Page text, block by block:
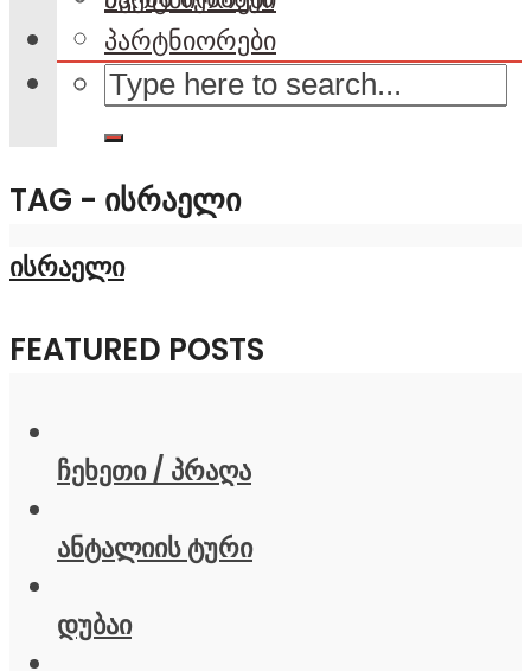
პარტნიორები
TAG - ᲘᲡᲠᲐᲔᲚᲘ
ისრაელი
FEATURED POSTS
ჩეხეთი / პრაღა
ანტალიის ტური
დუბაი